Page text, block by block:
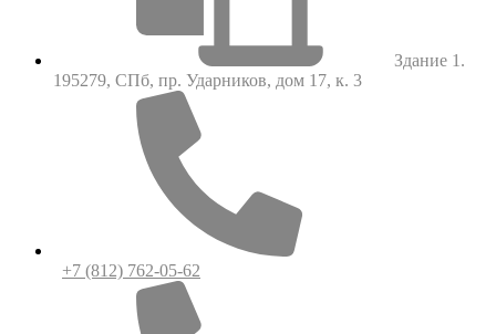
Здание 1.
195279, СПб, пр. Ударников, дом 17, к. 3
+7 (812) 762-05-62